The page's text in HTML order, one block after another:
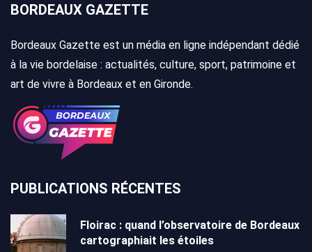
BORDEAUX GAZETTE
Bordeaux Gazette est un média en ligne indépendant dédié
à la vie bordelaise : actualités, culture, sport, patrimoine et
art de vivre à Bordeaux et en Gironde.
PUBLICATIONS RÉCENTES
Floirac : quand l’observatoire de Bordeaux
cartographiait les étoiles